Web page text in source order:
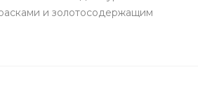
и золотосодержащим